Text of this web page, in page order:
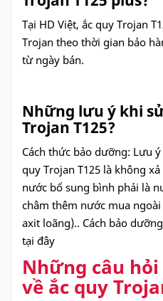
Tại HD Việt, ắc quy Trojan
Trojan theo thời gian bảo
từ ngày bán.
Những lưu ý khi
Trojan T125?
Cách thức bảo dưỡng: Lưu
quy Trojan T125 là không
nước bổ sung bình phải là
châm thêm nước mua
axit loãng).. Cách bảo
tại đây
Những câu
về ắc quy